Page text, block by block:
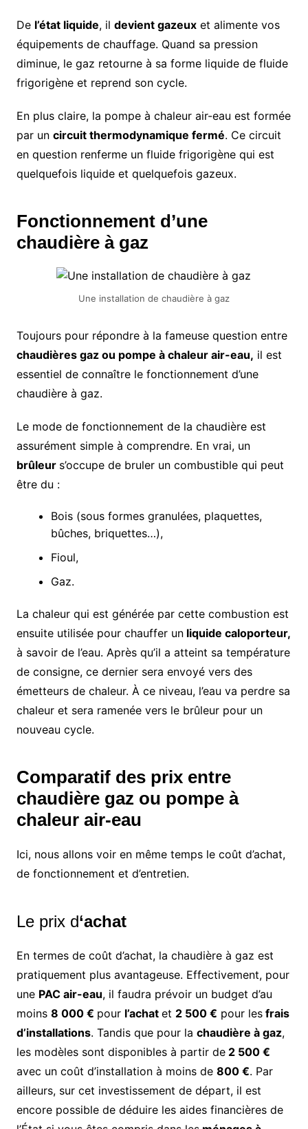
De l’état liquide, il devient gazeuxet alimente vos
équipements de chauffage. Quand sa pression
diminue, le gaz retourne à sa forme liquide de fluide
frigorigène et reprend son cycle.
En plus claire, la pompe à chaleur air-eau est formée
par un circuit thermodynamique fermé. Ce circuit
en question renferme un fluide frigorigène qui est
quelquefois liquide et quelquefois gazeux.
Fonctionnement d’une
chaudière à gaz
Une installation de chaudière à gaz
Toujours pour répondre à la fameuse question entre
chaudières gaz ou pompe à chaleur air-eau, il est
essentiel de connaître le fonctionnement d’une
chaudière à gaz.
Le mode de fonctionnement de la chaudière est
assurément simple à comprendre. En vrai, un
brûleur s’occupe de bruler un combustible qui peut
être du :
Bois (sous formes granulées, plaquettes,
bûches, briquettes…),
Fioul,
Gaz.
La chaleur qui est générée par cette combustion est
ensuite utilisée pour chauffer unliquide caloporteur,
à savoir de l’eau. Après qu’il a atteint sa température
de consigne, ce dernier sera envoyé vers des
émetteurs de chaleur. À ce niveau, l’eau va perdre sa
chaleur et sera ramenée vers le brûleur pour un
nouveau cycle.
Comparatif des prix entre
chaudière gaz ou pompe à
chaleur air-eau
Ici, nous allons voir en même temps le coût d’achat,
de fonctionnement et d’entretien.
Le prix d‘achat
En termes de coût d’achat, la chaudière à gaz est
pratiquement plus avantageuse. Effectivement, pour
une PAC air-eau, il faudra prévoir un budget d’au
moins 8 000 € pour l’achat et 2 500 € pour lesfrais
d’installations. Tandis que pour la chaudière à gaz,
les modèles sont disponibles à partir de2 500 €
avec un coût d’installation à moins de 800 €. Par
ailleurs, sur cet investissement de départ, il est
encore possible de déduire les aides financières de